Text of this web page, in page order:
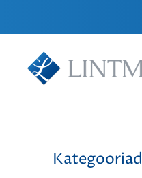
Kategooriad